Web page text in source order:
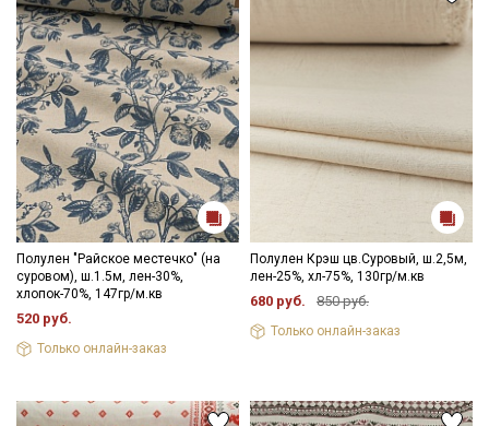
Полулен "Райское местечко" (на
суровом), ш.1.5м, лен-30%,
хлопок-70%, 147гр/м.кв
520 руб.
Только онлайн-заказ
Полулен Крэш цв.Суровый, ш.2,5м,
лен-25%, хл-75%, 130гр/м.кв
680 руб. 850 руб.
Только онлайн-заказ